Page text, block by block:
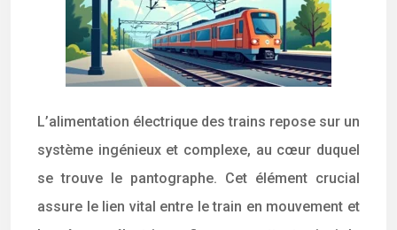
L’alimentation électrique des trains repose sur un
système ingénieux et complexe, au cœur duquel
se trouve le pantographe. Cet élément crucial
assure le lien vital entre le train en mouvement et